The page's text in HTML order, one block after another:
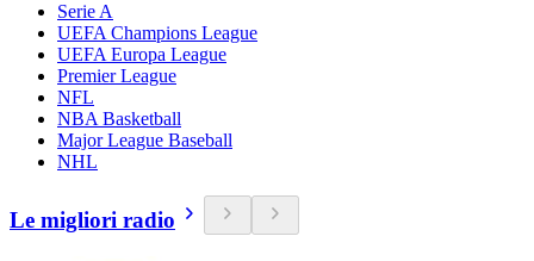
Serie A
UEFA Champions League
UEFA Europa League
Premier League
NFL
NBA Basketball
Major League Baseball
NHL
Le migliori radio